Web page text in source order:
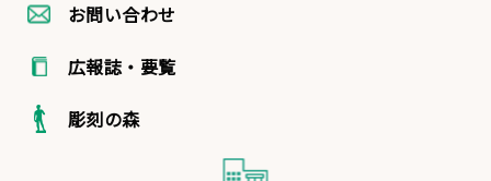
お問い合わせ
広報誌・要覧
彫刻の森